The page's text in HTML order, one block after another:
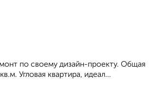
по своему дизайн-проекту. Общая
Угловая квартира, идеал...